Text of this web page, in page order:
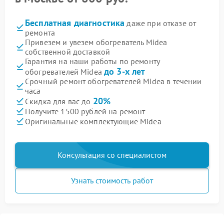
Бесплатная диагностика даже при отказе от
ремонта
Привезем и увезем обогреватель Midea
собственной доставкой
Гарантия на наши работы по ремонту
обогревателей Mideaдо 3-х лет
Срочный ремонт обогревателей Midea в течении
часа
Скидка для вас до 20%
Получите 1500 рублей на ремонт
Оригинальные комплектующие Midea
Консультация со специалистом
Узнать стоимость работ